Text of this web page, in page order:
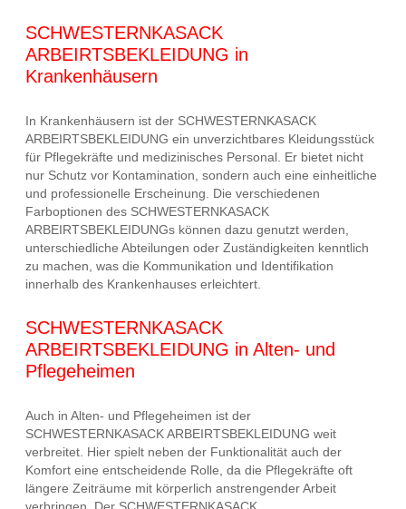
SCHWESTERNKASACK
ARBEIRTSBEKLEIDUNG in
Krankenhäusern
In Krankenhäusern ist der SCHWESTERNKASACK
ARBEIRTSBEKLEIDUNG ein unverzichtbares Kleidungsstück
für Pflegekräfte und medizinisches Personal. Er bietet nicht
nur Schutz vor Kontamination, sondern auch eine einheitliche
und professionelle Erscheinung. Die verschiedenen
Farboptionen des SCHWESTERNKASACK
ARBEIRTSBEKLEIDUNGs können dazu genutzt werden,
unterschiedliche Abteilungen oder Zuständigkeiten kenntlich
zu machen, was die Kommunikation und Identifikation
innerhalb des Krankenhauses erleichtert.
SCHWESTERNKASACK
ARBEIRTSBEKLEIDUNG in Alten- und
Pflegeheimen
Auch in Alten- und Pflegeheimen ist der
SCHWESTERNKASACK ARBEIRTSBEKLEIDUNG weit
verbreitet. Hier spielt neben der Funktionalität auch der
Komfort eine entscheidende Rolle, da die Pflegekräfte oft
längere Zeiträume mit körperlich anstrengender Arbeit